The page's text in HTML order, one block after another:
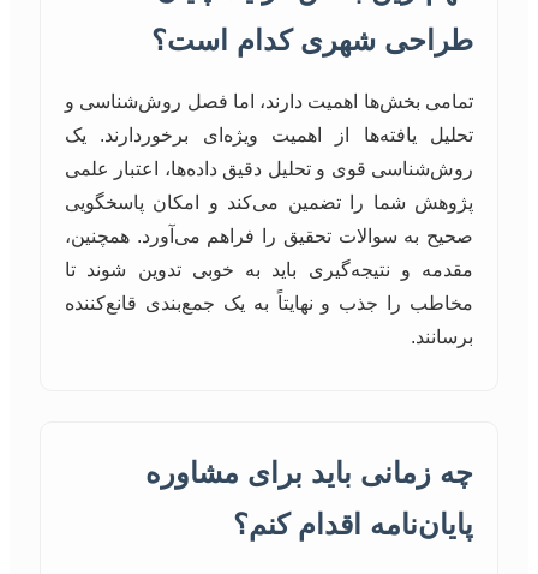
طراحی شهری کدام است؟
تمامی بخش‌ها اهمیت دارند، اما فصل روش‌شناسی و
تحلیل یافته‌ها از اهمیت ویژه‌ای برخوردارند. یک
روش‌شناسی قوی و تحلیل دقیق داده‌ها، اعتبار علمی
پژوهش شما را تضمین می‌کند و امکان پاسخگویی
صحیح به سوالات تحقیق را فراهم می‌آورد. همچنین،
مقدمه و نتیجه‌گیری باید به خوبی تدوین شوند تا
مخاطب را جذب و نهایتاً به یک جمع‌بندی قانع‌کننده
برسانند.
چه زمانی باید برای مشاوره
پایان‌نامه اقدام کنم؟